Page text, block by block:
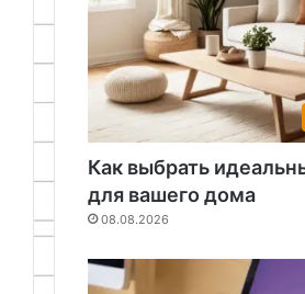
Как выбрать
для вашего дома
08.08.2026